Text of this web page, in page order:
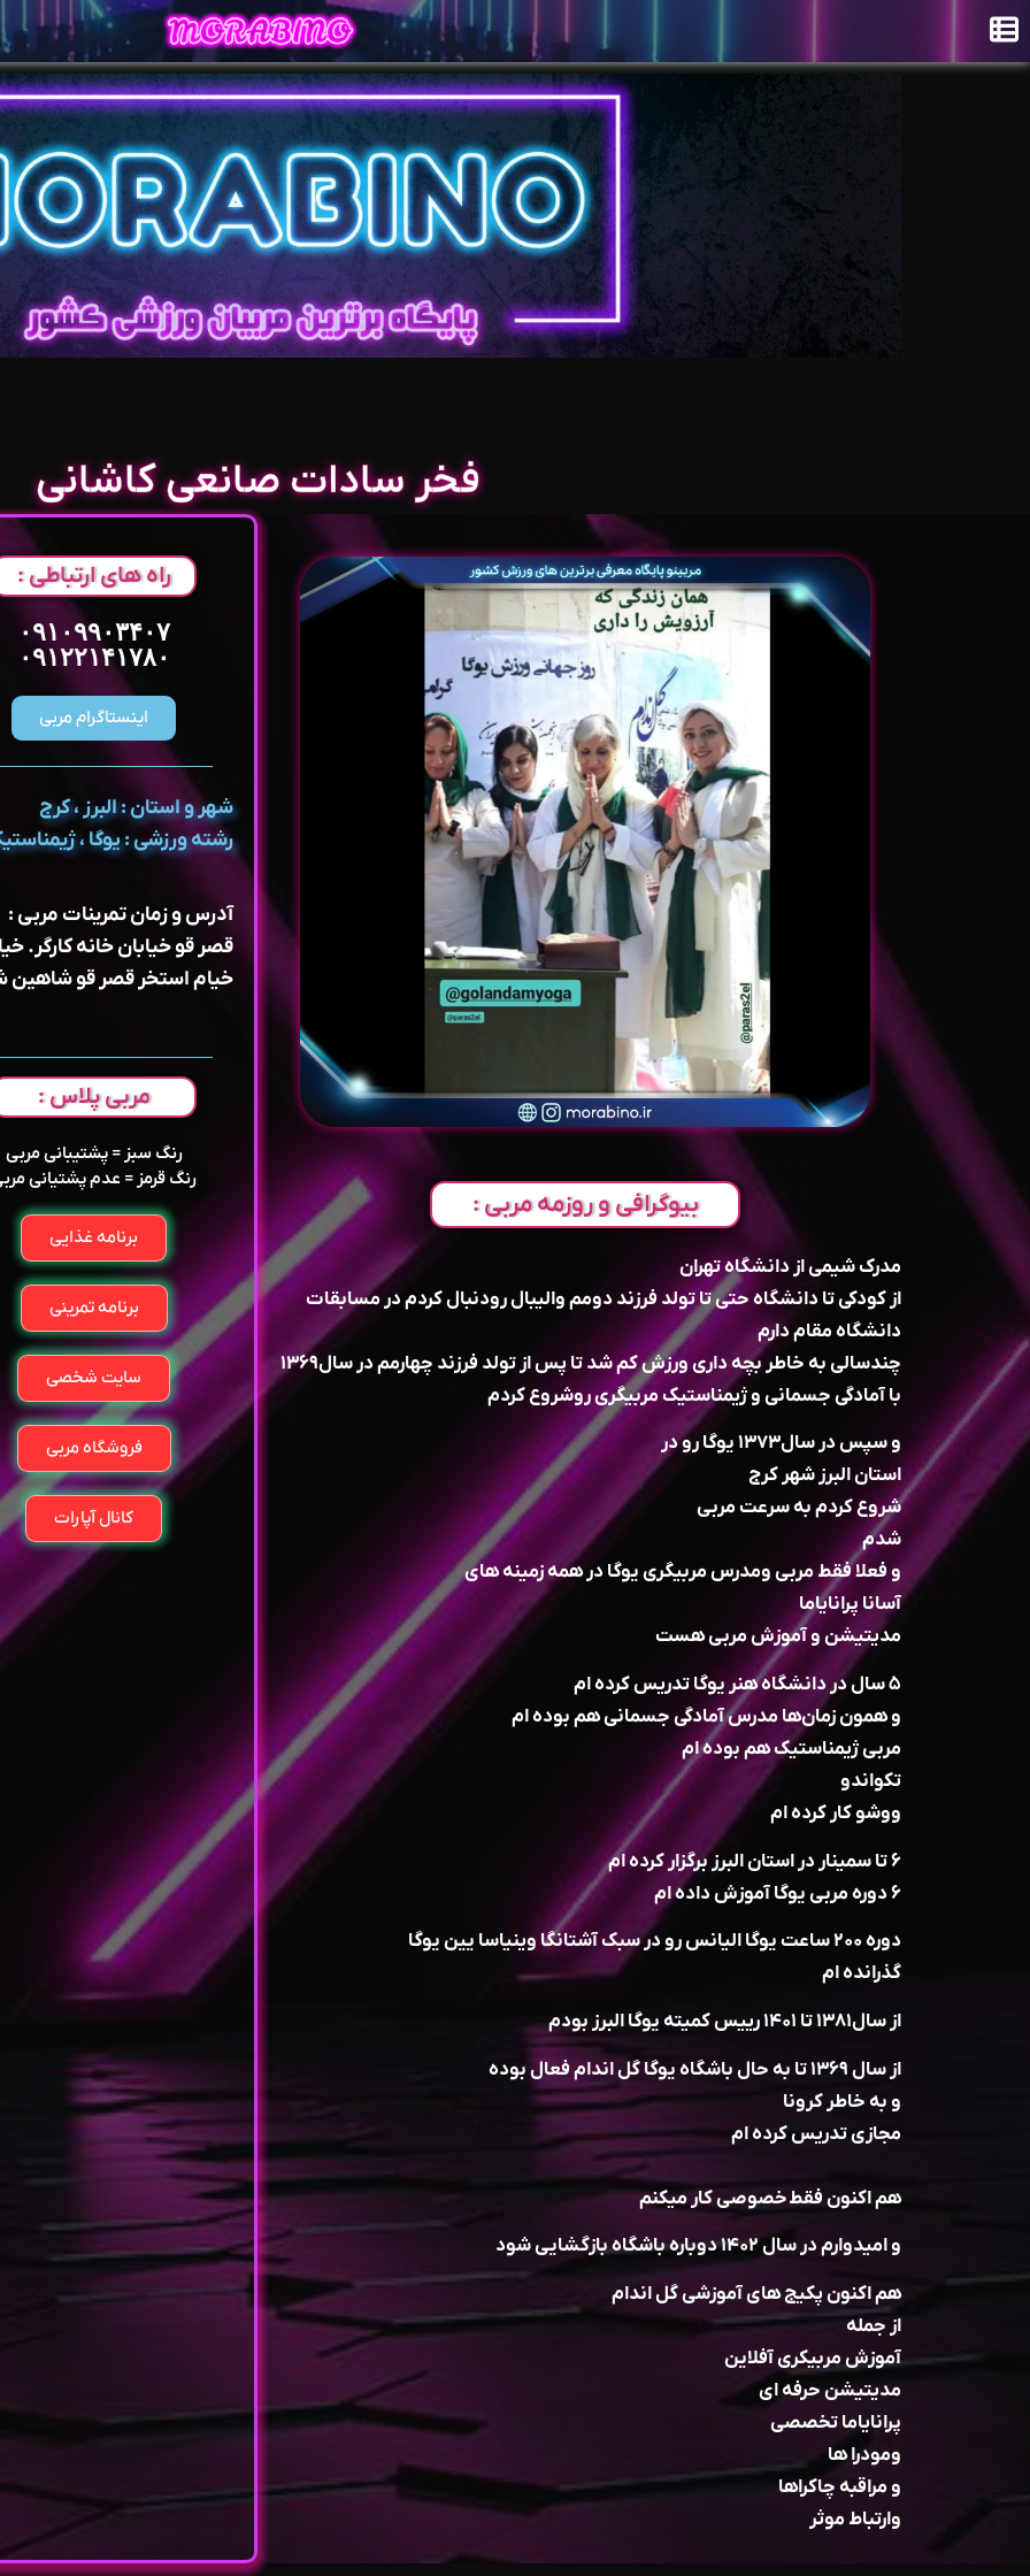
فخر سادات صانعی کاشانی
بیوگرافی و روزمه مربی :
مدرک شیمی از دانشگاه تهران
از کودکی تا دانشگاه ‌حتی تا تولد فرزند دومم والیبال رو‌دنبال کردم در مسابقات
دانشگاه مقام دارم
چندسالی به خاطر بچه داری ورزش کم شد تا پس از تولد فرزند چهارمم در سال۱۳۶۹
با آمادگی جسمانی و ژیمناستیک مربیگری رو‌شروع کردم
و سپس در سال۱۳۷۳ یوگا رو در
استان البرز شهر کرج
شروع کردم ‌به سرعت مربی
شدم
و فعلا فقط مربی و‌مدرس مربیگری یوگا در همه زمینه های
آسانا پرانایاما
مدیتیشن و آموزش مربی هست
۵ سال در دانشگاه هنر یوگا تدریس کرده ام
و همون زمان‌ها مدرس آمادگی جسمانی هم بوده ام
مربی ژیمناستیک هم بوده ام
تکواندو‌
ووشو کار کرده ام
۶ تا سمینار در استان البرز برگزار کرده ام
۶ دوره مربی یوگا آموزش داده ام
دوره ۲۰۰ ساعت یوگا الیانس رو در سبک آشتانگا وینیاسا ‌یین یوگا
گذرانده ام
از سال۱۳۸۱ تا ۱۴۰۱ رییس کمیته یوگا البرز بودم
از سال ۱۳۶۹ تا به حال باشگاه یوگا گل اندام فعال بوده
و به خاطر کرونا
مجازی تدریس کرده ام
هم اکنون فقط خصوصی کار میکنم
و امیدوارم در سال ۱۴۰۲ دوباره باشگاه بازگشایی شود
هم اکنون پکیج های آموزشی گل اندام
از جمله
آموزش مربیکری آفلاین
مدیتیشن حرفه ای
پرانایاما تخصصی
و‌مودرا ها
و مراقبه چاکراها
و‌ارتباط موثر
راه های ارتباطی :
۰۹۱۰۹۹۰۳۴۰۷
۰۹۱۲۲۱۴۱۷۸۰
اینستاگرام مربی
شهر و استان : البرز ، کرج
رشته ورزشی : یوگا ،
آدرس و زمان تمرینات مربی :
قصر قو خیابان خانه کارگر.
خیام استخر قصر قو شاهین
مربی پلاس :
رنگ سبز = پشتیبانی مربی
رنگ قرمز = عدم پشتیانی
برنامه غذایی
برنامه تمرینی
سایت شخصی
فروشگاه مربی
کانال آپارات